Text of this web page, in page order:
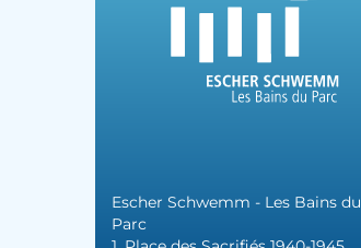
Escher Schwemm - Les Bains du
Parc